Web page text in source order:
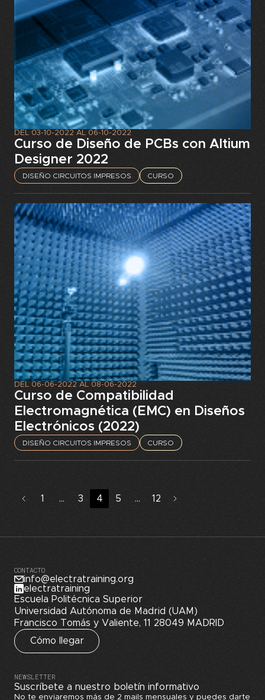
DEL 03-10-2022 AL 06-10-2022
Curso de Diseño de PCBs con Altium
Designer 2022
DISEÑO CIRCUITOS IMPRESOS CURSO
DEL 06-06-2022 AL 08-06-2022
Curso de Compatibilidad
Electromagnética (EMC) en Diseños
Electrónicos (2022)
DISEÑO CIRCUITOS IMPRESOS CURSO
1 … 3 4 5 … 12
CONTACTO
info@electratraining.org
electratraining
Escuela Politécnica Superior
Universidad Autónoma de Madrid (UAM)
Francisco Tomás y Valiente, 11 28049 MADRID
Cómo llegar
NEWSLETTER
Suscríbete a nuestro boletín informativo
No te enviaremos más de 2 mails mensuales y puedes darte